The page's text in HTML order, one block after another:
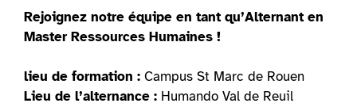
Rejoignez notre équipe en tant qu’Alternant en
Master Ressources Humaines !
lieu de formation : Campus St Marc de Rouen
Lieu de l’alternance : Humando Val de Reuil